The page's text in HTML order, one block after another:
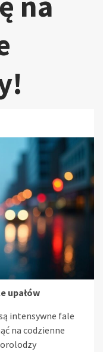
upałów
intensywne fale
na codzienne